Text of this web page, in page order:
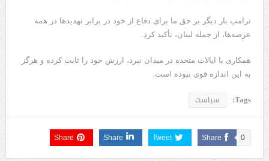
ترامپ بار دیگر بر حق ما برای دفاع از خود در برابر تهدیدها در همه
عرصه‌ها، از جمله لبنان، تأکید کرد.
همکاری با ایالات متحده در میدان نبرد، ارزش خود را ثابت کرده و هرگز
به این اندازه قوی نبوده است.
Tags: سیاست
Share 0
Tweet
Share
Share